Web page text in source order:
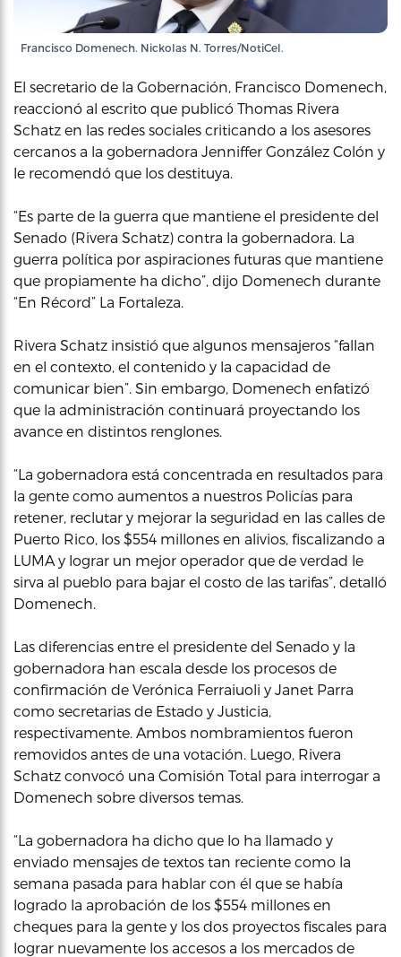
Francisco Domenech. Nickolas N. Torres/NotiCel.
El secretario de la Gobernación, Francisco Domenech,
reaccionó al escrito que publicó Thomas Rivera
Schatz en las redes sociales criticando a los asesores
cercanos a la gobernadora Jenniffer González Colón y
le recomendó que los destituya.
“Es parte de la guerra que mantiene el presidente del
Senado (Rivera Schatz) contra la gobernadora. La
guerra política por aspiraciones futuras que mantiene
que propiamente ha dicho”, dijo Domenech durante
“En Récord” La Fortaleza.
Rivera Schatz insistió que algunos mensajeros “fallan
en el contexto, el contenido y la capacidad de
comunicar bien”. Sin embargo, Domenech enfatizó
que la administración continuará proyectando los
avance en distintos renglones.
“La gobernadora está concentrada en resultados para
la gente como aumentos a nuestros Policías para
retener, reclutar y mejorar la seguridad en las calles de
Puerto Rico, los $554 millones en alivios, fiscalizando a
LUMA y lograr un mejor operador que de verdad le
sirva al pueblo para bajar el costo de las tarifas”, detalló
Domenech.
Las diferencias entre el presidente del Senado y la
gobernadora han escala desde los procesos de
confirmación de Verónica Ferraiuoli y Janet Parra
como secretarias de Estado y Justicia,
respectivamente. Ambos nombramientos fueron
removidos antes de una votación. Luego, Rivera
Schatz convocó una Comisión Total para interrogar a
Domenech sobre diversos temas.
“La gobernadora ha dicho que lo ha llamado y
enviado mensajes de textos tan reciente como la
semana pasada para hablar con él que se había
logrado la aprobación de los $554 millones en
cheques para la gente y los dos proyectos fiscales para
lograr nuevamente los accesos a los mercados de